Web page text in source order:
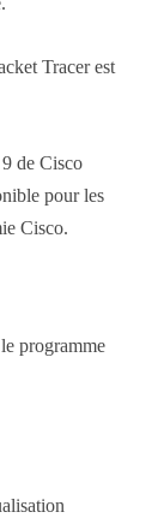
Tracer est
de Cisco
pour les
Cisco.
programme